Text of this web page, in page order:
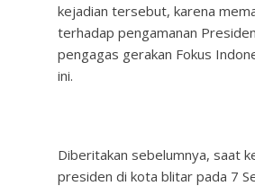
kejadian tersebut, karena
terhadap pengamanan
pengagas gerakan Fokus
ini.
Diberitakan sebelumnya, saat
presiden di kota blitar pada 7